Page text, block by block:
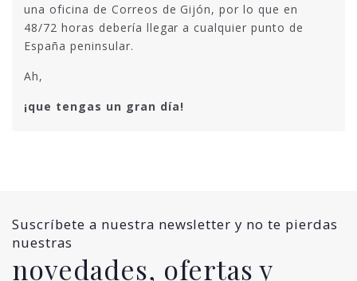
una oficina de Correos de Gijón, por lo que en
48/72 horas debería llegar a cualquier punto de
España peninsular.
Ah,
¡que tengas un gran día!
Suscríbete a nuestra newsletter y no te pierdas
nuestras
novedades, ofertas y